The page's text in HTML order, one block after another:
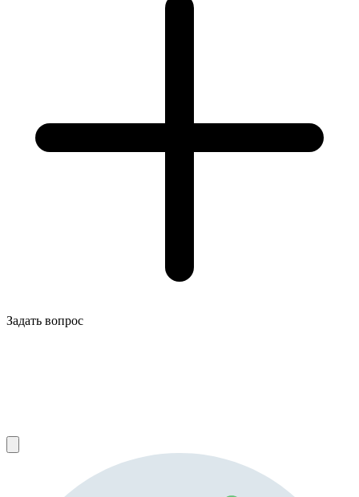
Задать вопрос